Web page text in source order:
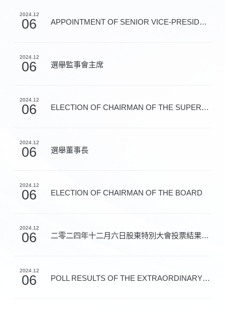
2024.12
06 APPOINTMENT OF SENIOR VICE-PRESIDENT
2024.12
06 選舉監事會主席
2024.12
06 ELECTION OF CHAIRMAN OF THE SUPERVISORY COMMITTEE
2024.12
06 選舉董事長
2024.12
06 ELECTION OF CHAIRMAN OF THE BOARD
2024.12
06 二零二四年十二月六日股東特別大會投票結果、委任董事及...
2024.12
06 POLL RESULTS OF THE EXTRAORDINARY GENERAL MEETING HEL...